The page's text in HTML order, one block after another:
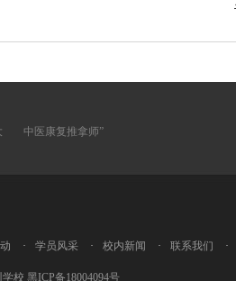
中医康复推拿师”
· 学员风采 · 校内新闻 · 联系我们 ·
学校 黑ICP备18004094号